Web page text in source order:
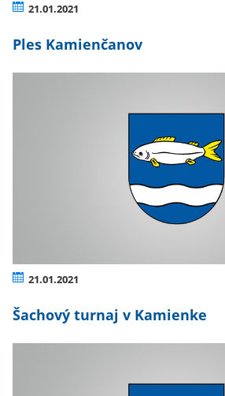
21.01.2021
Ples Kamienčanov
21.01.2021
Šachový turnaj v Kamienke